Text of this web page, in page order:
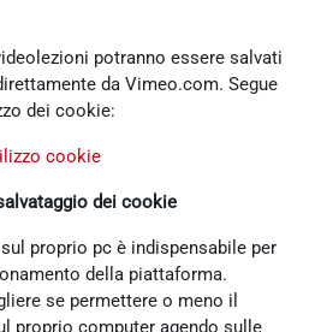
potranno essere salvati
da Vimeo.com. Segue
dei cookie:
cookie
dei cookie
proprio pc è indispensabile per
della piattaforma.
se permettere o meno il
proprio computer agendo sulle